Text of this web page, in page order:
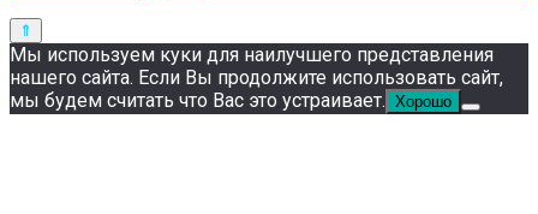
Мы используем куки для наилучшего представления
нашего сайта. Если Вы продолжите использовать сайт,
мы будем считать что Вас это устраивает. Хорошо